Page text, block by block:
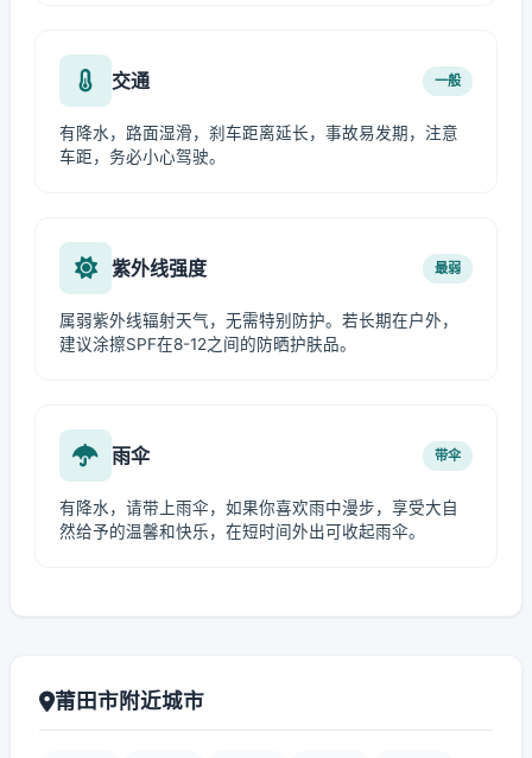
交通 一般
有降水，路面湿滑，刹车距离延长，事故易发期，注意
车距，务必小心驾驶。
紫外线强度 最弱
属弱紫外线辐射天气，无需特别防护。若长期在户外，
建议涂擦SPF在8-12之间的防晒护肤品。
雨伞 带伞
有降水，请带上雨伞，如果你喜欢雨中漫步，享受大自
然给予的温馨和快乐，在短时间外出可收起雨伞。
莆田市附近城市